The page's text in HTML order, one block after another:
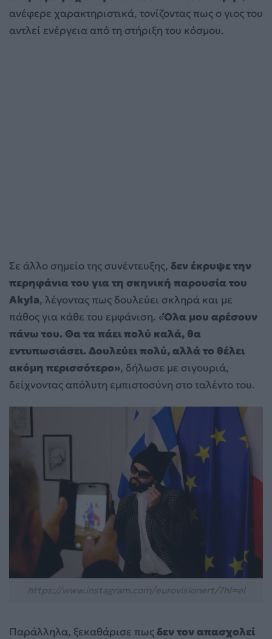
ανέφερε χαρακτηριστικά, τονίζοντας πως ο γιος του
αντλεί ενέργεια από τη στήριξη του κόσμου.
Σε άλλο σημείο της συνέντευξης, δεν έκρυψε την
περηφάνια του για τη σκηνική παρουσία του
Akyla, λέγοντας πως δουλεύει σκληρά και με
πάθος για κάθε του εμφάνιση. «Όλα μου αρέσουν
πάνω του. Θα τα πάει πολύ καλά, θα
εντυπωσιάσει. Δουλεύει πολύ, αλλά το θέλει
ακόμη περισσότερο», δήλωσε με σιγουριά,
δείχνοντας απόλυτη εμπιστοσύνη στο ταλέντο του.
Παράλληλα, ξεκαθάρισε πωςδεν τον απασχολεί